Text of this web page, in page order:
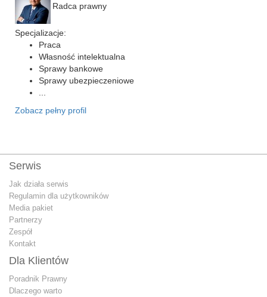
Radca prawny
Specjalizacje:
Praca
Własność intelektualna
Sprawy bankowe
Sprawy ubezpieczeniowe
Zobacz pełny profil
Serwis
Jak działa serwis
Regulamin dla użytkowników
Media pakiet
Partnerzy
Zespół
Kontakt
Dla Klientów
Poradnik Prawny
Dlaczego warto